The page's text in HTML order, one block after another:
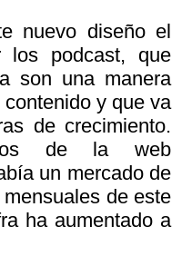
nuevo diseño el
los podcast, que
son una manera
y que va
de crecimiento.
de la web
un mercado de
de este
ha aumentado a